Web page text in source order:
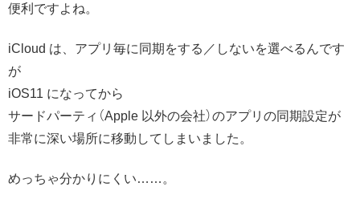
便利ですよね。
iCloud は、アプリ毎に同期をする／しないを選べるんです
が
iOS11 になってから
サードパーティ（Apple 以外の会社）のアプリの同期設定が
非常に深い場所に移動してしまいました。
めっちゃ分かりにくい……。